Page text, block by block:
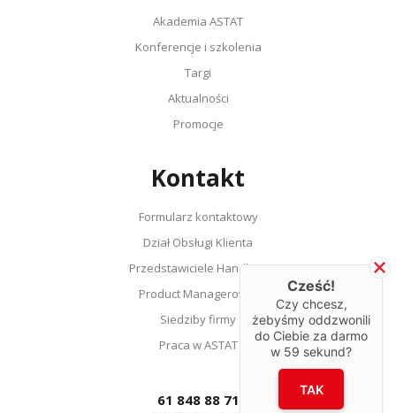
Akademia ASTAT
Konferencje i szkolenia
Targi
Aktualności
Promocje
Kontakt
Formularz kontaktowy
Dział Obsługi Klienta
Przedstawiciele Handlowi
Product Managerowie
Siedziby firmy
Praca w ASTAT
61 848 88 71
Cześć!
Czy chcesz,
żebyśmy oddzwonili
do Ciebie za darmo
w 59 sekund?
TAK